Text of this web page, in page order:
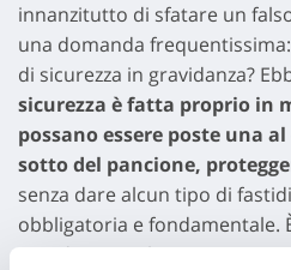
innanzitutto di sfatare un
una domanda
di sicurezza in gravidanza?
sicurezza è fatta proprio in
possano essere poste una
sotto del pancione,
senza dare alcun tipo di
obbligatoria e fondamentale.
quindi, non solo viaggiare in